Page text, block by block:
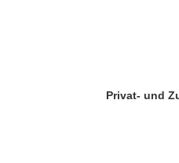
Privat- und